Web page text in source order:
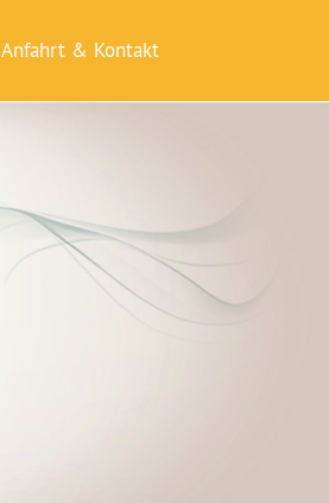
Anfahrt & Kontakt